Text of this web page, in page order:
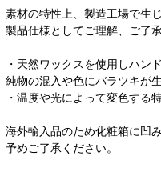
素材の特性上、製造工場で生
製品仕様としてご理解、ご了
・天然ワックスを使用しハン
純物の混入や色にバラツキが
・温度や光によって変色する
海外輸入品のため化粧箱に凹
予めご了承ください。